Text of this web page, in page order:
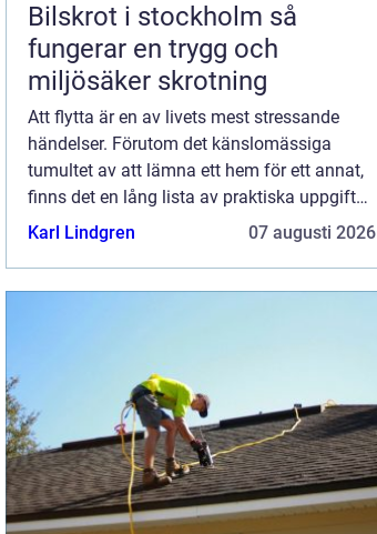
Bilskrot i stockholm så
fungerar en trygg och
miljösäker skrotning
Att flytta är en av livets mest stressande
händelser. Förutom det känslomässiga
tumultet av att lämna ett hem för ett annat,
finns det en lång lista av praktiska uppgifter
som måste hanteras. En av de me...
Karl Lindgren 07 augusti 2026